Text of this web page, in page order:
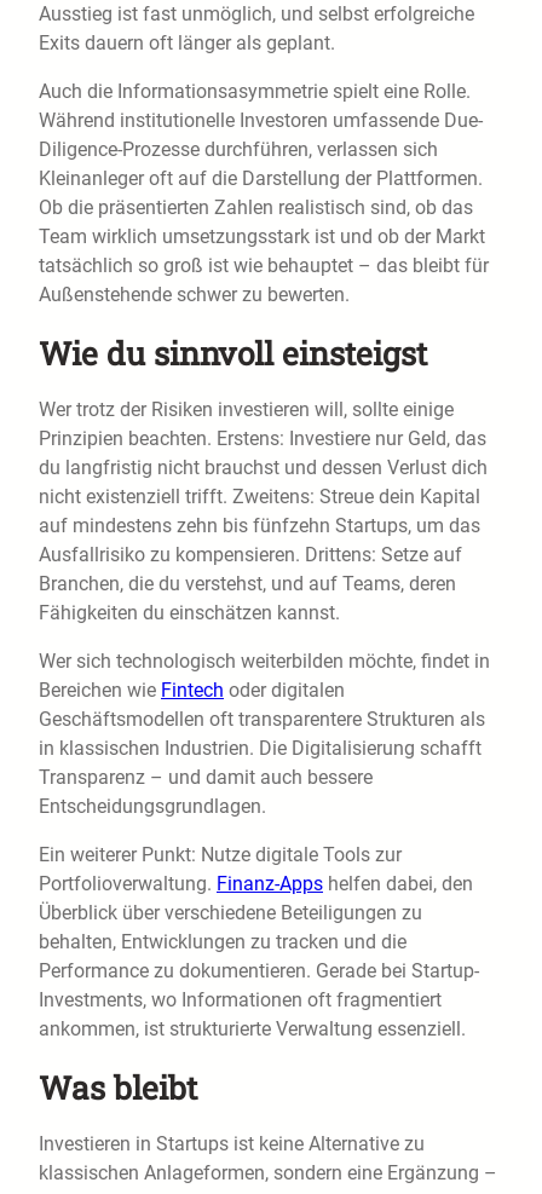
Ausstieg ist fast unmöglich, und selbst erfolgreiche
Exits dauern oft länger als geplant.
Auch die Informationsasymmetrie spielt eine Rolle.
Während institutionelle Investoren umfassende Due-
Diligence-Prozesse durchführen, verlassen sich
Kleinanleger oft auf die Darstellung der Plattformen.
Ob die präsentierten Zahlen realistisch sind, ob das
Team wirklich umsetzungsstark ist und ob der Markt
tatsächlich so groß ist wie behauptet – das bleibt für
Außenstehende schwer zu bewerten.
Wie du sinnvoll einsteigst
Wer trotz der Risiken investieren will, sollte einige
Prinzipien beachten. Erstens: Investiere nur Geld, das
du langfristig nicht brauchst und dessen Verlust dich
nicht existenziell trifft. Zweitens: Streue dein Kapital
auf mindestens zehn bis fünfzehn Startups, um das
Ausfallrisiko zu kompensieren. Drittens: Setze auf
Branchen, die du verstehst, und auf Teams, deren
Fähigkeiten du einschätzen kannst.
Wer sich technologisch weiterbilden möchte, findet in
Bereichen wie Fintech oder digitalen
Geschäftsmodellen oft transparentere Strukturen als
in klassischen Industrien. Die Digitalisierung schafft
Transparenz – und damit auch bessere
Entscheidungsgrundlagen.
Ein weiterer Punkt: Nutze digitale Tools zur
Portfolioverwaltung. Finanz-Apps helfen dabei, den
Überblick über verschiedene Beteiligungen zu
behalten, Entwicklungen zu tracken und die
Performance zu dokumentieren. Gerade bei Startup-
Investments, wo Informationen oft fragmentiert
ankommen, ist strukturierte Verwaltung essenziell.
Was bleibt
Investieren in Startups ist keine Alternative zu
klassischen Anlageformen, sondern eine Ergänzung –